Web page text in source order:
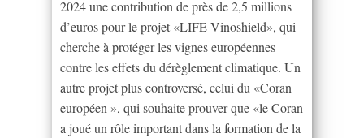
2024 une contribution de près de 2,5 millions
d’euros pour le projet «LIFE Vinoshield», qui
cherche à protéger les vignes européennes
contre les effets du dérèglement climatique. Un
autre projet plus controversé, celui du «Coran
européen », qui souhaite prouver que «le Coran
a joué un rôle important dans la formation de la